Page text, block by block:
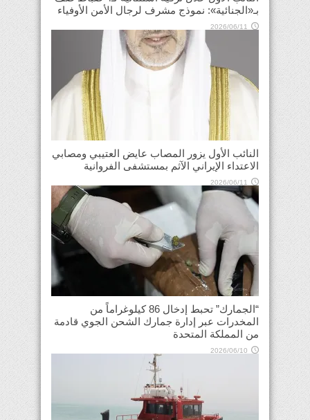
بـ«الجنائية»: نموذج مشرف لرجال الأمن الأوفياء
2026/06/11
النائب الأول يزور المصاب عايض العتيبي ومصابي
الاعتداء الإيراني الآثم بمستشفى الفروانية
2026/06/11
“الجمارك” تحبط إدخال 86 كيلوغراماً من
المخدرات عبر إدارة جمارك الشحن الجوي قادمة
من المملكة المتحدة
2026/06/10